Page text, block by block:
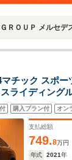
Ｐ メルセデスベンツ・買取直
チック スポー
ライディング
AndroidAuto
サスペ
AW ドライブ
購入プラン付 オン
支払総額
749.8万円
年式
2021年